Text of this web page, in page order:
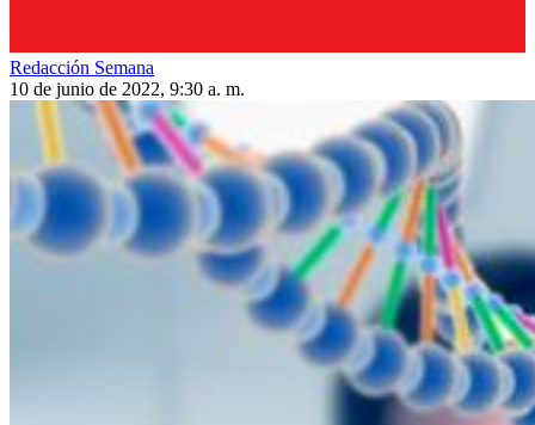
Redacción Semana
10 de junio de 2022, 9:30 a. m.